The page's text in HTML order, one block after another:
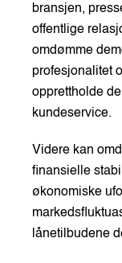
bransjen,
offentlige
omdømme
profesjonalitet
opprettholde
kundeservice.
Videre kan
finansielle
økonomiske
lånetilbudene